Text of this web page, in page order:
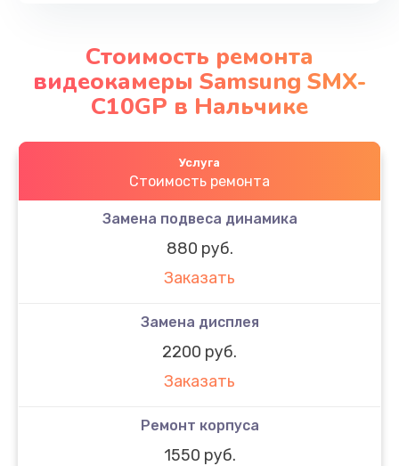
Стоимость ремонта
видеокамеры Samsung SMX-
C10GP в Нальчике
Услуга
Стоимость ремонта
Замена подвеса динамика
880 руб.
Заказать
Замена дисплея
2200 руб.
Заказать
Ремонт корпуса
1550 руб.